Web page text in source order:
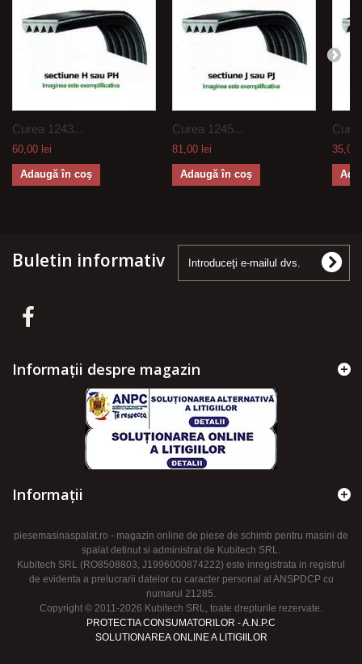
Curea 1243...
60,00 lei
Adaugă în coş
Curea 1245...
81,00 lei
Adaugă în coş
35,00
Buletin informativ
Informații despre magazin
Informaţii
piesemasinaspalat.ro - magazin online de piese de schimb pentru masini de
spalat detinut si administrat de Kubitech SRL.
Kubitech SRL (RO8508803, J1996000874222) este inregistrata in registrul
de evidenta a prelucrarii datelor cu caracter personal al ANSPDCP cu
numarul 21285.
Copyright © 2011-2026 Kubitech SRL, toate drepturile rezervate.
PROTECTIA CONSUMATORILOR - A.N.P.C
SOLUTIONAREA ONLINE A LITIGIILOR